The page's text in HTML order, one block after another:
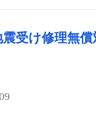
受け修理無償